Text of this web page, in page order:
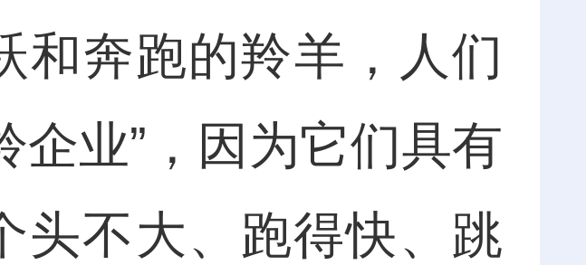
奔跑的羚羊，人们
企业”，因为它们具有
不大、跑得快、跳